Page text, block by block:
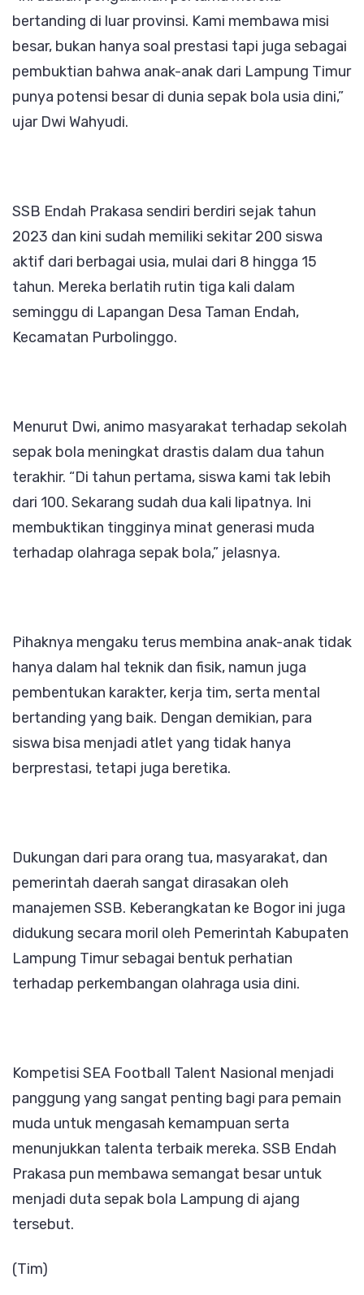
bertanding di luar provinsi. Kami membawa misi
besar, bukan hanya soal prestasi tapi juga sebagai
pembuktian bahwa anak-anak dari Lampung Timur
punya potensi besar di dunia sepak bola usia dini,”
ujar Dwi Wahyudi.
SSB Endah Prakasa sendiri berdiri sejak tahun
2023 dan kini sudah memiliki sekitar 200 siswa
aktif dari berbagai usia, mulai dari 8 hingga 15
tahun. Mereka berlatih rutin tiga kali dalam
seminggu di Lapangan Desa Taman Endah,
Kecamatan Purbolinggo.
Menurut Dwi, animo masyarakat terhadap sekolah
sepak bola meningkat drastis dalam dua tahun
terakhir. “Di tahun pertama, siswa kami tak lebih
dari 100. Sekarang sudah dua kali lipatnya. Ini
membuktikan tingginya minat generasi muda
terhadap olahraga sepak bola,” jelasnya.
Pihaknya mengaku terus membina anak-anak tidak
hanya dalam hal teknik dan fisik, namun juga
pembentukan karakter, kerja tim, serta mental
bertanding yang baik. Dengan demikian, para
siswa bisa menjadi atlet yang tidak hanya
berprestasi, tetapi juga beretika.
Dukungan dari para orang tua, masyarakat, dan
pemerintah daerah sangat dirasakan oleh
manajemen SSB. Keberangkatan ke Bogor ini juga
didukung secara moril oleh Pemerintah Kabupaten
Lampung Timur sebagai bentuk perhatian
terhadap perkembangan olahraga usia dini.
Kompetisi SEA Football Talent Nasional menjadi
panggung yang sangat penting bagi para pemain
muda untuk mengasah kemampuan serta
menunjukkan talenta terbaik mereka. SSB Endah
Prakasa pun membawa semangat besar untuk
menjadi duta sepak bola Lampung di ajang
tersebut.
(Tim)